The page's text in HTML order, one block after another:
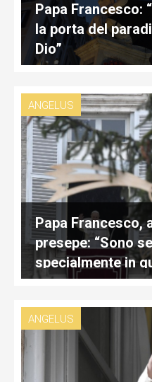
Papa Francesco:
la porta del
Dio”
ANGELUS
Papa Francesco,
presepe: “Sono
specialmente in
difficile”
ANGELUS